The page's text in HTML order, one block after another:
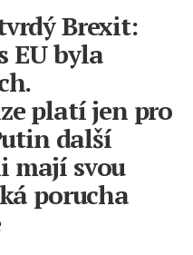
Brexit:
EU byla
platí jen pro
další
mají svou
porucha